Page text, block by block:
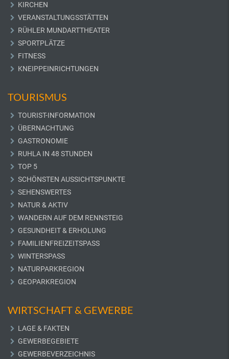
KIRCHEN
VERANSTALTUNGSSTÄTTEN
RÜHLER MUNDARTTHEATER
SPORTPLÄTZE
FITNESS
KNEIPPEINRICHTUNGEN
TOURISMUS
TOURIST-INFORMATION
ÜBERNACHTUNG
GASTRONOMIE
RUHLA IN 48 STUNDEN
TOP 5
SCHÖNSTEN AUSSICHTSPUNKTE
SEHENSWERTES
NATUR & AKTIV
WANDERN AUF DEM RENNSTEIG
GESUNDHEIT & ERHOLUNG
FAMILIENFREIZEITSPASS
WINTERSPASS
NATURPARKREGION
GEOPARKREGION
WIRTSCHAFT & GEWERBE
LAGE & FAKTEN
GEWERBEGEBIETE
GEWERBEVERZEICHNIS